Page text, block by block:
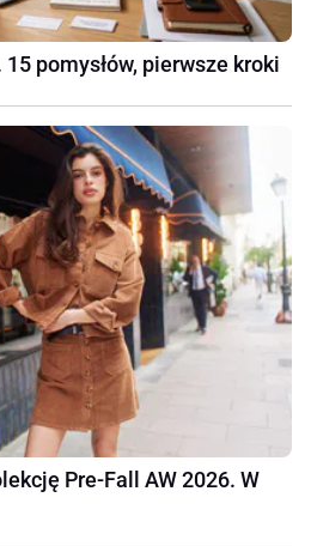
pomysłów, pierwsze kroki
Pre-Fall AW 2026. W